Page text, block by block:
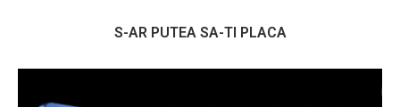
S-AR PUTEA SA-TI PLACA